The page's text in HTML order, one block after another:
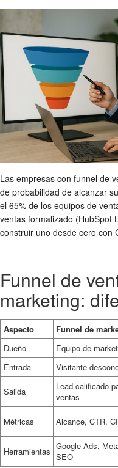
Las empresas con funnel de
de probabilidad de alcanzar
el 65% de los equipos de
ventas formalizado (HubSpot
construir uno desde cero con
Funnel de
marketing:
Aspecto Funnel de
Dueño
Equipo de
Entrada
Visitante
Salida
Lead calificado
ventas
Métricas Alcance, CTR,
Herramientas Google Ads,
SEO